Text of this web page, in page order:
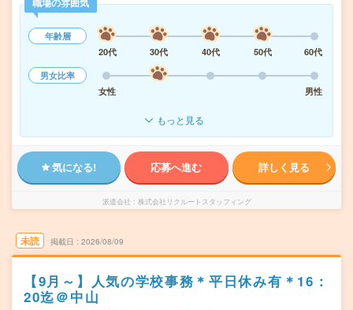
年齢層
20代
30代 40代 50代
60代
男女比率
女性
男性
もっと見る
気になる! 応募へ進む 詳しく見る
派遣会社 株式会社リクルートスタッフィング
未読 掲載日 2026/08/09
【9月～】人気の学校事務＊平日休み有＊16：
20迄＠中山